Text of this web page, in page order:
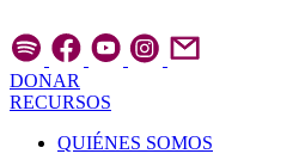
al
contenido
DONAR
RECURSOS
QUIÉNES SOMOS